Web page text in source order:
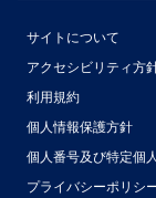
サイトについて
アクセシビリティ方
利用規約
個人情報保護方針
個人番号及び特定個
プライバシーポリシ